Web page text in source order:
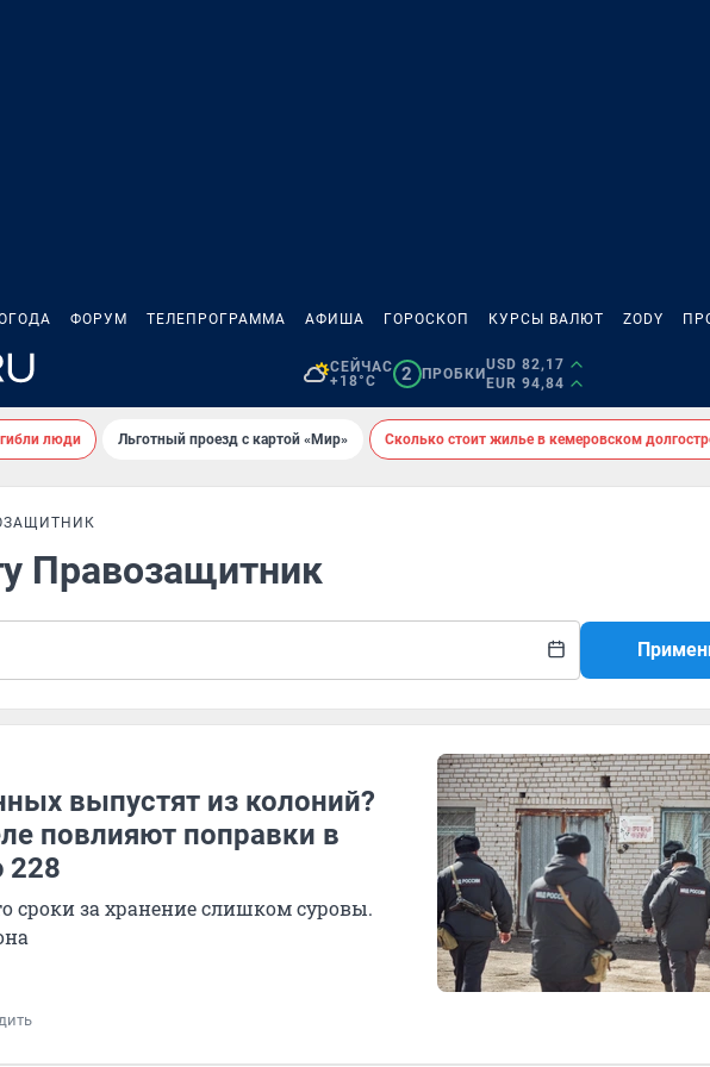
ФОРУМ ТЕЛЕПРОГРАММА АФИША ГОРОСКОП КУРСЫ ВАЛЮТ ZODY
СЕЙЧАС
+18°C
2 ПРОБКИ
USD 82,17
EUR 94,84
люди Льготный проезд с картой «Мир» Сколько стоит жилье в кемеровском
Правозащитник
выпустят из колоний?
повлияют поправки в
228
сроки за хранение слишком суровы.